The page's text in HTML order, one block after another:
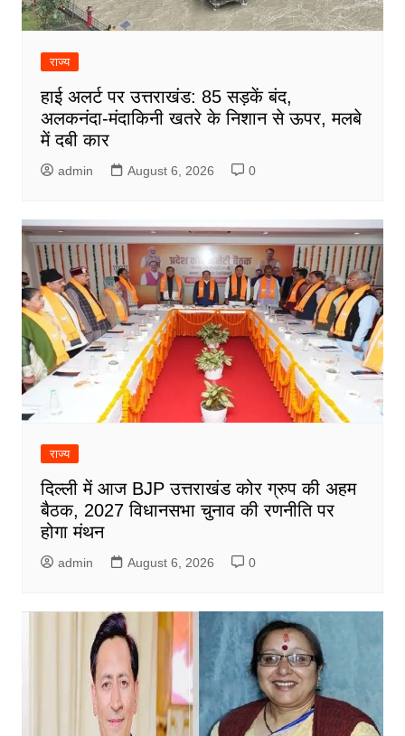
राज्य
हाई अलर्ट पर उत्तराखंड: 85 सड़कें बंद,
अलकनंदा-मंदाकिनी खतरे के निशान से ऊपर, मलबे
में दबी कार
admin August 6, 2026 0
राज्य
दिल्ली में आज BJP उत्तराखंड कोर ग्रुप की अहम
बैठक, 2027 विधानसभा चुनाव की रणनीति पर
होगा मंथन
admin August 6, 2026 0